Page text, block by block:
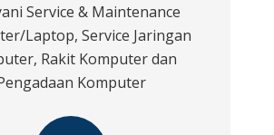
Service & Maintenance
Laptop, Service Jaringan
Rakit Komputer dan
Komputer